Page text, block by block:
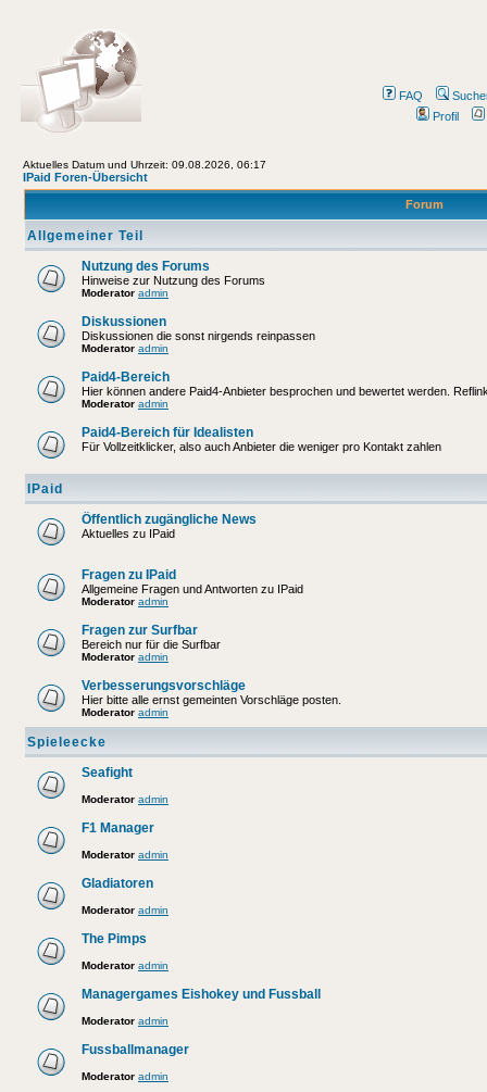
FAQ
Profil
Aktuelles Datum und Uhrzeit: 09.08.2026, 06:17
IPaid Foren-Übersicht
Forum
Allgemeiner Teil
Nutzung des Forums
Hinweise zur Nutzung des Forums
Moderator admin
Diskussionen
Diskussionen die sonst nirgends reinpassen
Moderator admin
Paid4-Bereich
Hier können andere Paid4-Anbieter besprochen und bewertet werden.
Moderator admin
Paid4-Bereich für Idealisten
Für Vollzeitklicker, also auch Anbieter die weniger pro Kontakt zahlen
IPaid
Öffentlich zugängliche News
Aktuelles zu IPaid
Fragen zu IPaid
Allgemeine Fragen und Antworten zu IPaid
Moderator admin
Fragen zur Surfbar
Bereich nur für die Surfbar
Moderator admin
Verbesserungsvorschläge
Hier bitte alle ernst gemeinten Vorschläge posten.
Moderator admin
Spieleecke
Seafight
Moderator admin
F1 Manager
Moderator admin
Gladiatoren
Moderator admin
The Pimps
Moderator admin
Managergames Eishokey und Fussball
Moderator admin
Fussballmanager
Moderator admin